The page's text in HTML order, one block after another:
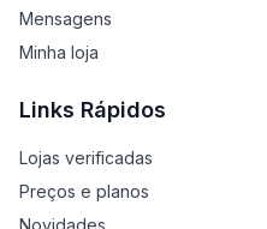
Mensagens
Minha loja
Links Rápidos
Lojas verificadas
Preços e planos
Novidades